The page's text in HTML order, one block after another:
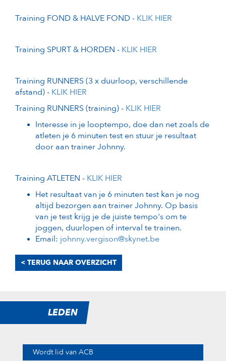
Training FOND & HALVE FOND - KLIK HIER
Training SPURT & HORDEN - KLIK HIER
Training RUNNERS (3 x duurloop, verschillende
afstand) - KLIK HIER
Training RUNNERS (training) - KLIK HIER
Interesse in je looptempo, doe dan net zoals de
atleten je 6 minuten test en stuur je resultaat
door aan trainer Johnny.
Training ATLETEN - KLIK HIER
Het resultaat van je 6 minuten test kan je nog
altijd bezorgen aan trainer Johnny. Op basis
van je test krijg je de juiste tempo's om te
joggen, duurlopen of interval te trainen.
Email: johnny.vergison@skynet.be
< TERUG NAAR OVERZICHT
LEDEN
Wordt lid van ACB